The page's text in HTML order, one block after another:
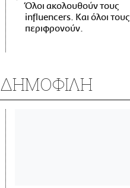
Όλοι ακολουθούν τους
influencers. Και όλοι τους
περιφρονούν.
ΔΗΜΟΦΙΛΗ